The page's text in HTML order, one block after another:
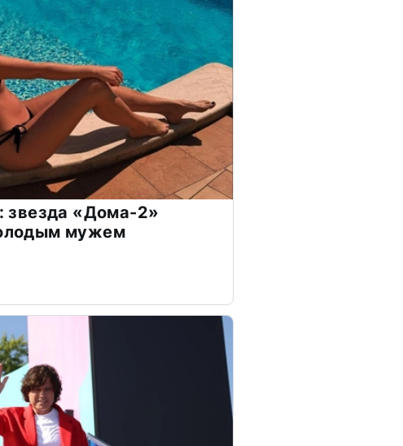
звезда «Дома-2»
мужем